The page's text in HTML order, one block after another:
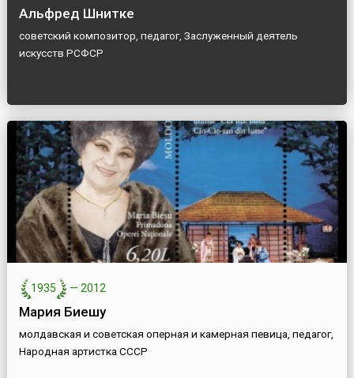
Альфред Шнитке
советский композитор, педагог, Заслуженный деятель
искусств РСФСР
1935 — 2012
Мария Биешу
молдавская и советская оперная и камерная певица, педагог,
Народная артистка СССР